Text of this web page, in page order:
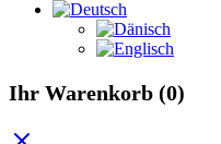
Ihr Warenkorb (0)